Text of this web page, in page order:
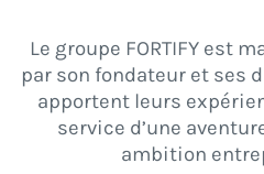
Le groupe FORTIFY est
par son fondateur et ses
apportent leurs
service d’une
ambition